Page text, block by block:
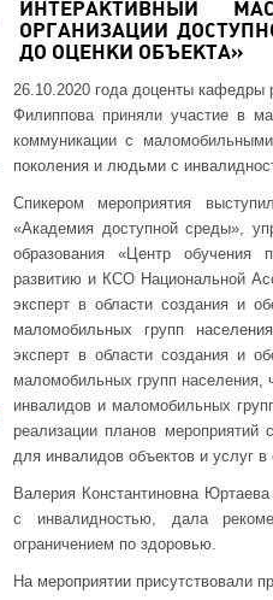
ИНТЕРАКТИВНЫЙ
ОРГАНИЗАЦИИ
ДО ОЦЕНКИ ОБЪЕКТА»
26.10.2020 года доценты кафедры
Филиппова приняли участие в
коммуникации с
поколения и людьми с
Спикером мероприятия
«Академия доступной среды»,
образования «Центр обучения
развитию и КСО Национальной
эксперт в области создания и
маломобильных групп
эксперт в области создания и
маломобильных групп
инвалидов и маломобильных
реализации планов мероприятий
для инвалидов объектов и услуг
Валерия Константиновна
с инвалидностью, дала
ограничением по здоровью.
На мероприятии присутствовали